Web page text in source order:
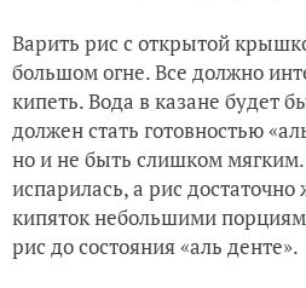
Варить рис с открытой
большом огне. Все должно
кипеть. Вода в казане будет
должен стать готовностью
но и не быть слишком
испарилась, а рис достаточно
кипяток небольшими
рис до состояния «аль денте».